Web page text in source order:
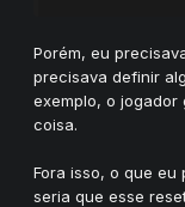
Porém, eu
precisava definir
exemplo, o jogador
coisa.
Fora isso, o que eu
seria que esse